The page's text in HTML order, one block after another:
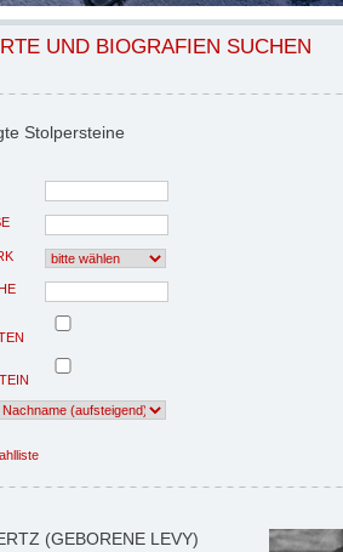
UND BIOGRAFIEN SUCHEN
Stolpersteine
(GEBORENE LEVY)